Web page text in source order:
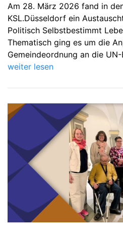
Am 28. März 2026 fand in
KSL.Düsseldorf ein
Politisch Selbstbestimmt
Thematisch ging es um die
Gemeindeordnung an die
weiter lesen